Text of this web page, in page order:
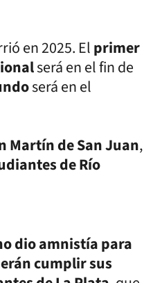
en 2025. Elprimer
será en el fin de
será en el
Martín de San Juan,
de Río
dio amnistía para
cumplir sus